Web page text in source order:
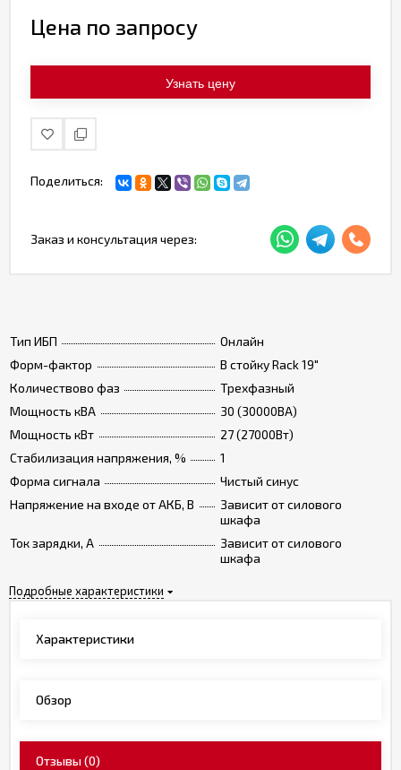
Тип ИБП
Онлайн
Форм-фактор
В стойку Rack 19"
Количествово фаз
Трехфазный
Мощность кВА
30 (30000ВА)
Мощность кВт
27 (27000Вт)
Стабилизация напряжения, %
1
Форма сигнала
Чистый синус
Напряжение на входе от АКБ, В
Зависит от силового
шкафа
Ток зарядки, А
Зависит от силового
шкафа
Подробные характеристики
Цена по запросу
Узнать цену
Поделиться:
Заказ и консультация через:
Характеристики
Обзор
Отзывы(0)